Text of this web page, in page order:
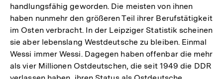
handlungsfähig geworden. Die meisten von ihnen
haben nunmehr den größeren Teil ihrer Berufstätigkeit
im Osten verbracht. In der Leipziger Statistik scheinen
sie aber lebenslang Westdeutsche zu bleiben. Einmal
Wessi immer Wessi. Dagegen haben offenbar die mehr
als vier Millionen Ostdeutschen, die seit 1949 die DDR